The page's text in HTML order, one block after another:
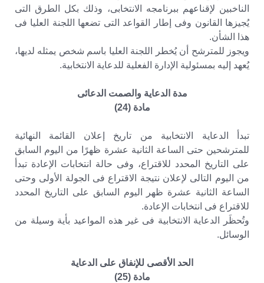
الناخبين لإقناعهم ببرنامجه الانتخابى، وذلك بكل الطرق التى
يُجيزها القانون وفى إطار القواعد التى تضعها اللجنة العليا فى
هذا الشأن.
ويجوز للمترشح أن يُخطر اللجنة العليا باسم شخص يمثله لديها،
يُعهد إليه بمسئولية الإدارة الفعلية للدعاية الانتخابية.
مدة الدعاية والصمت الدعائى
مادة (24)
تبدأ الدعاية الانتخابية من تاريخ إعلان القائمة النهائية
للمترشحين حتى الساعة الثانية عشرة ظهرًا من اليوم السابق
على التاريخ المحدد للاقتراع، وفى حالة انتخابات الإعادة تبدأ
من اليوم التالى لإعلان نتيجة الاقتراع فى الجولة الأولى وحتى
الساعة الثانية عشرة ظهر اليوم السابق على التاريخ المحدد
للاقتراع فى انتخابات الإعادة.
وتُحظَر الدعاية الانتخابية فى غير هذه المواعيد بأية وسيلة من
الوسائل.
الحد الأقصى للإنفاق على الدعاية
مادة (25)